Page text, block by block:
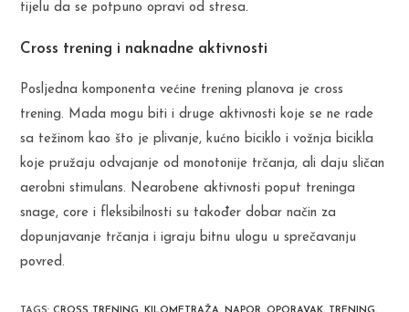
tijelu da se potpuno opravi od stresa.
Cross trening i naknadne aktivnosti
Posljedna komponenta većine trening planova je cross
trening. Mada mogu biti i druge aktivnosti koje se ne rade
sa težinom kao što je plivanje, kućno biciklo i vožnja bicikla
koje pružaju odvajanje od monotonije trčanja, ali daju sličan
aerobni stimulans. Nearobene aktivnosti poput treninga
snage, core i fleksibilnosti su također dobar način za
dopunjavanje trčanja i igraju bitnu ulogu u sprečavanju
povred.